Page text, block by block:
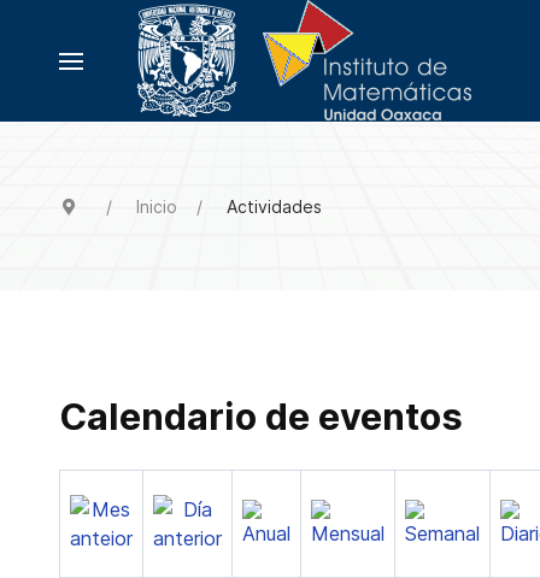
Inicio Actividades
Calendario de eventos